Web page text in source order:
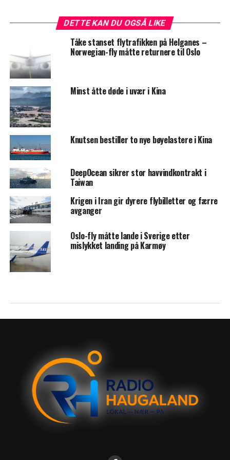
DETTE KAN DU OGSÅ LIKE
Tåke stanset flytrafikken på Helganes –
Norwegian-fly måtte returnere til Oslo
Minst åtte døde i uvær i Kina
Knutsen bestiller to nye bøyelastere i Kina
DeepOcean sikrer stor havvindkontrakt i
Taiwan
Krigen i Iran gir dyrere flybilletter og færre
avganger
Oslo-fly måtte lande i Sverige etter
mislykket landing på Karmøy